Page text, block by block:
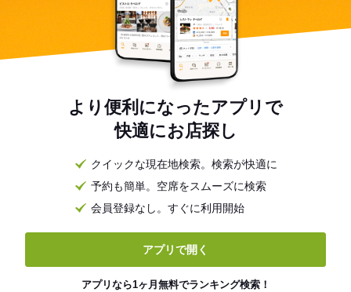
より便利になったアプリで
快適にお店探し
クイックな現在地検索。検索が快適に
予約も簡単。空席をスムーズに検索
会員登録なし。すぐに利用開始
アプリで開く
アプリなら1ヶ月無料でランキング検索！